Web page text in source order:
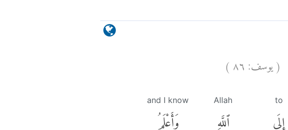
(يوسف:٨٦)
to
إِلَى
Allah
ٱللَّهِ
and I know
وَأَعْلَمُ